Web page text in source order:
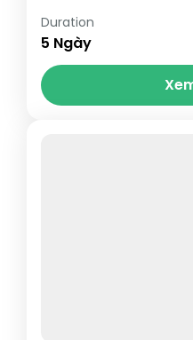
Hành trình sẽ đưa
nhiều địa danh:
Nhơn, Bình Định,
Bình Định,Đà Nẵng,
Duration
5 Ngày